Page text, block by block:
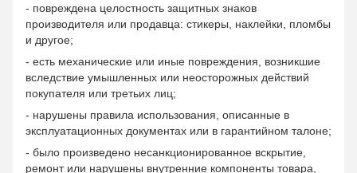
- повреждена целостность защитных знаков
производителя или продавца: стикеры, наклейки, пломбы
и другое;
- есть механические или иные повреждения, возникшие
вследствие умышленных или неосторожных действий
покупателя или третьих лиц;
- нарушены правила использования, описанные в
эксплуатационных документах или в гарантийном талоне;
- было произведено несанкционированное вскрытие,
ремонт или нарушены внутренние компоненты товара,